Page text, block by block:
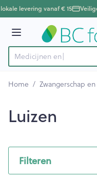
Ga naar de inhoud
1 van 1
levering vanaf € 15
Menu
Product, merk,
Home / Zwangerschap
Luizen
Filteren